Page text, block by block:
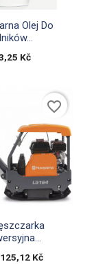
náhled
Olej Do
Kč
náhled
Kč
favorite_border